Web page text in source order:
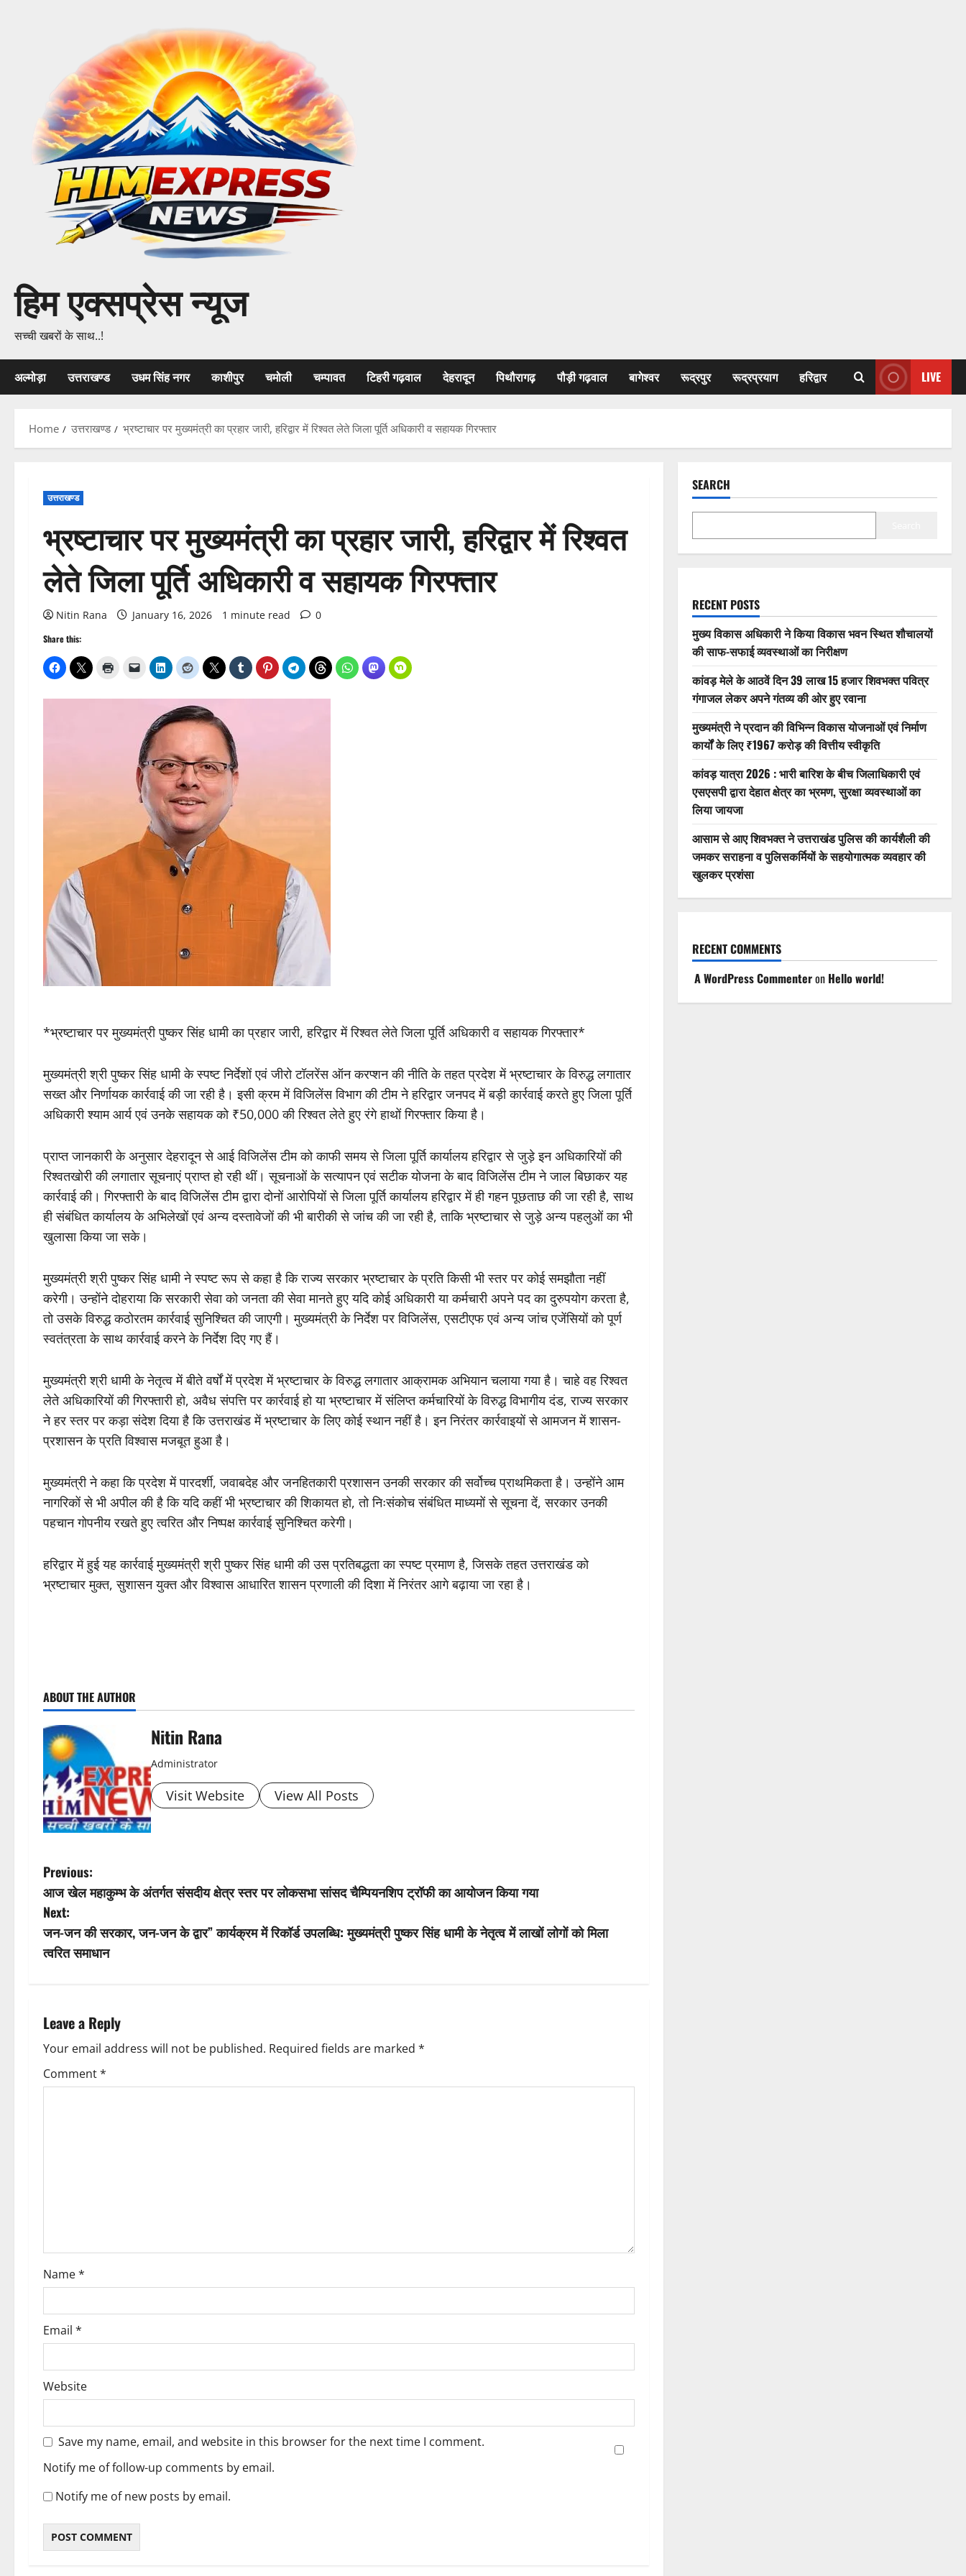
हिम एक्सप्रेस न्यूज
सच्ची खबरों के साथ..!
अल्मोड़ा उत्तराखण्ड उधम सिंह नगर काशीपुर चमोली चम्पावत टिहरी गढ़वाल देहरादून पिथौरागढ़ पौड़ी गढ़वाल बागेश्वर रूद्रपुर रूद्रप्रयाग हरिद्वार LIVE
Home उत्तराखण्ड भ्रष्टाचार पर मुख्यमंत्री का प्रहार जारी, हरिद्वार में रिश्वत लेते जिला पूर्ति अधिकारी व सहायक गिरफ्तार
उत्तराखण्ड
भ्रष्टाचार पर मुख्यमंत्री का प्रहार जारी, हरिद्वार में रिश्वत
लेते जिला पूर्ति अधिकारी व सहायक गिरफ्तार
Nitin Rana January 16, 2026 1 minute read 0
Share this:
*भ्रष्टाचार पर मुख्यमंत्री पुष्कर सिंह धामी का प्रहार जारी, हरिद्वार में रिश्वत लेते जिला पूर्ति अधिकारी व सहायक गिरफ्तार*
मुख्यमंत्री श्री पुष्कर सिंह धामी के स्पष्ट निर्देशों एवं जीरो टॉलरेंस ऑन करप्शन की नीति के तहत प्रदेश में भ्रष्टाचार के विरुद्ध लगातार
सख्त और निर्णायक कार्रवाई की जा रही है। इसी क्रम में विजिलेंस विभाग की टीम ने हरिद्वार जनपद में बड़ी कार्रवाई करते हुए जिला पूर्ति
अधिकारी श्याम आर्य एवं उनके सहायक को ₹50,000 की रिश्वत लेते हुए रंगे हाथों गिरफ्तार किया है।
प्राप्त जानकारी के अनुसार देहरादून से आई विजिलेंस टीम को काफी समय से जिला पूर्ति कार्यालय हरिद्वार से जुड़े इन अधिकारियों की
रिश्वतखोरी की लगातार सूचनाएं प्राप्त हो रही थीं। सूचनाओं के सत्यापन एवं सटीक योजना के बाद विजिलेंस टीम ने जाल बिछाकर यह
कार्रवाई की। गिरफ्तारी के बाद विजिलेंस टीम द्वारा दोनों आरोपियों से जिला पूर्ति कार्यालय हरिद्वार में ही गहन पूछताछ की जा रही है, साथ
ही संबंधित कार्यालय के अभिलेखों एवं अन्य दस्तावेजों की भी बारीकी से जांच की जा रही है, ताकि भ्रष्टाचार से जुड़े अन्य पहलुओं का भी
खुलासा किया जा सके।
मुख्यमंत्री श्री पुष्कर सिंह धामी ने स्पष्ट रूप से कहा है कि राज्य सरकार भ्रष्टाचार के प्रति किसी भी स्तर पर कोई समझौता नहीं
करेगी। उन्होंने दोहराया कि सरकारी सेवा को जनता की सेवा मानते हुए यदि कोई अधिकारी या कर्मचारी अपने पद का दुरुपयोग करता है,
तो उसके विरुद्ध कठोरतम कार्रवाई सुनिश्चित की जाएगी। मुख्यमंत्री के निर्देश पर विजिलेंस, एसटीएफ एवं अन्य जांच एजेंसियों को पूर्ण
स्वतंत्रता के साथ कार्रवाई करने के निर्देश दिए गए हैं।
मुख्यमंत्री श्री धामी के नेतृत्व में बीते वर्षों में प्रदेश में भ्रष्टाचार के विरुद्ध लगातार आक्रामक अभियान चलाया गया है। चाहे वह रिश्वत
लेते अधिकारियों की गिरफ्तारी हो, अवैध संपत्ति पर कार्रवाई हो या भ्रष्टाचार में संलिप्त कर्मचारियों के विरुद्ध विभागीय दंड, राज्य सरकार
ने हर स्तर पर कड़ा संदेश दिया है कि उत्तराखंड में भ्रष्टाचार के लिए कोई स्थान नहीं है। इन निरंतर कार्रवाइयों से आमजन में शासन-
प्रशासन के प्रति विश्वास मजबूत हुआ है।
मुख्यमंत्री ने कहा कि प्रदेश में पारदर्शी, जवाबदेह और जनहितकारी प्रशासन उनकी सरकार की सर्वोच्च प्राथमिकता है। उन्होंने आम
नागरिकों से भी अपील की है कि यदि कहीं भी भ्रष्टाचार की शिकायत हो, तो निःसंकोच संबंधित माध्यमों से सूचना दें, सरकार उनकी
पहचान गोपनीय रखते हुए त्वरित और निष्पक्ष कार्रवाई सुनिश्चित करेगी।
हरिद्वार में हुई यह कार्रवाई मुख्यमंत्री श्री पुष्कर सिंह धामी की उस प्रतिबद्धता का स्पष्ट प्रमाण है, जिसके तहत उत्तराखंड को
भ्रष्टाचार मुक्त, सुशासन युक्त और विश्वास आधारित शासन प्रणाली की दिशा में निरंतर आगे बढ़ाया जा रहा है।
o
s
t
n
a
v
i
g
a
i
o
n
ABOUT THE AUTHOR
Nitin Rana
Administrator
Visit Website View All Posts
P
o
s
t
a
v
i
n
Previous:
आज खेल महाकुम्भ के अंतर्गत संसदीय क्षेत्र स्तर पर लोकसभा सांसद चैम्पियनशिप ट्रॉफी का आयोजन किया गया
Next:
जन-जन की सरकार, जन-जन के द्वार” कार्यक्रम में रिकॉर्ड उपलब्धि: मुख्यमंत्री पुष्कर सिंह धामी के नेतृत्व में लाखों लोगों को मिला
त्वरित समाधान
Leave a Reply
Your email address will not be published. Required fields are marked *
Comment*
Name*
Email *
Website
Save my name, email, and website in this browser for the next time I comment.
Notify me of follow-up comments by email.
Notify me of new posts by email.
SEARCH
RECENT POSTS
मुख्य विकास अधिकारी ने किया विकास भवन स्थित शौचालयों
की साफ-सफाई व्यवस्थाओं का निरीक्षण
कांवड़ मेले के आठवें दिन 39 लाख 15 हजार शिवभक्त पवित्र
गंगाजल लेकर अपने गंतव्य की ओर हुए रवाना
मुख्यमंत्री ने प्रदान की विभिन्न विकास योजनाओं एवं निर्माण
कार्यों के लिए ₹1967 करोड़ की वित्तीय स्वीकृति
कांवड़ यात्रा 2026 : भारी बारिश के बीच जिलाधिकारी एवं
एसएसपी द्वारा देहात क्षेत्र का भ्रमण, सुरक्षा व्यवस्थाओं का
लिया जायजा
आसाम से आए शिवभक्त ने उत्तराखंड पुलिस की कार्यशैली की
जमकर सराहना व पुलिसकर्मियों के सहयोगात्मक व्यवहार की
खुलकर प्रशंसा
RECENT COMMENTS
A WordPress Commenteron Hello world!